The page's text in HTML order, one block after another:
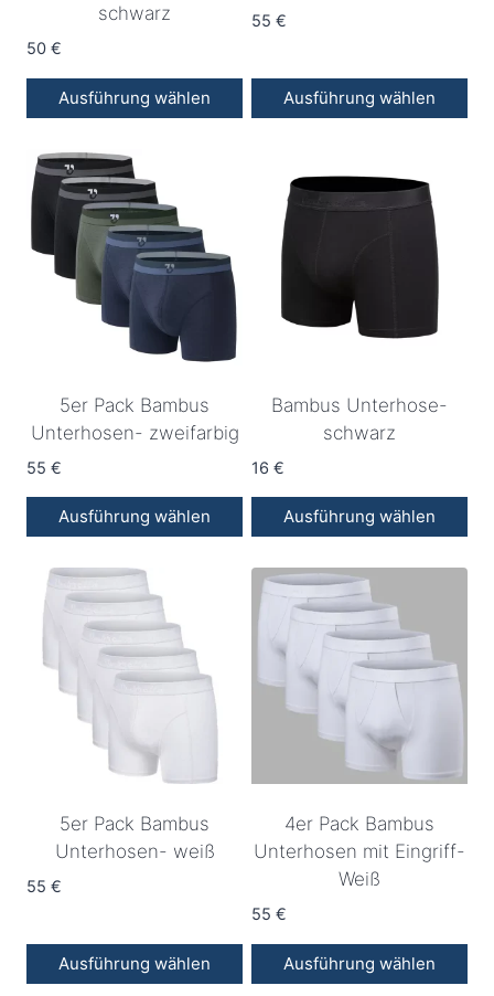
Produktseite
gewählt
Produktseite
schwarz
50 €
Ausführung wählen
Produkt
weist
mehrere
Varianten
auf.
der
Produktseite
werden
55 €
Ausführung wählen
weist
mehrere
Varianten
auf.
auf
Produktseite
werden
5er Pack Bambus
Unterhosen- zweifarbig
55 €
Ausführung wählen
Produkt
weist
Varianten
Produktseite
Bambus Unterhose-
schwarz
16 €
Ausführung wählen
Produkt
weist
mehrere
Varianten
können
der
Produktseite
gewählt
5er Pack Bambus
Unterhosen- weiß
55 €
Ausführung wählen
4er Pack Bambus
Unterhosen mit Eingriff-
Weiß
55 €
Ausführung wählen